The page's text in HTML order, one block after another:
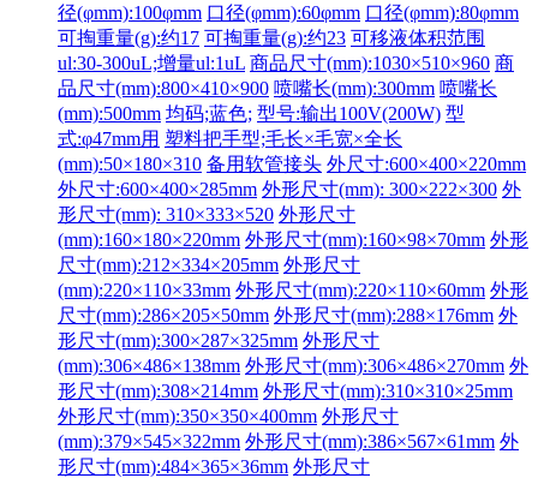
径(φmm):100φmm 口径(φmm):60φmm 口径(φmm):80φmm
可掏重量(g):约17 可掏重量(g):约23 可移液体积范围
ul:30-300uL;增量ul:1uL 商品尺寸(mm):1030×510×960 商
品尺寸(mm):800×410×900 喷嘴长(mm):300mm 喷嘴长
(mm):500mm 均码;蓝色; 型号:输出100V(200W) 型
式:φ47mm用 塑料把手型;毛长×毛宽×全长
(mm):50×180×310 备用软管接头 外尺寸:600×400×220mm
外尺寸:600×400×285mm 外形尺寸(mm): 300×222×300 外
形尺寸(mm): 310×333×520 外形尺寸
(mm):160×180×220mm 外形尺寸(mm):160×98×70mm 外形
尺寸(mm):212×334×205mm 外形尺寸
(mm):220×110×33mm 外形尺寸(mm):220×110×60mm 外形
尺寸(mm):286×205×50mm 外形尺寸(mm):288×176mm 外
形尺寸(mm):300×287×325mm 外形尺寸
(mm):306×486×138mm 外形尺寸(mm):306×486×270mm 外
形尺寸(mm):308×214mm 外形尺寸(mm):310×310×25mm
外形尺寸(mm):350×350×400mm 外形尺寸
(mm):379×545×322mm 外形尺寸(mm):386×567×61mm 外
形尺寸(mm):484×365×36mm 外形尺寸